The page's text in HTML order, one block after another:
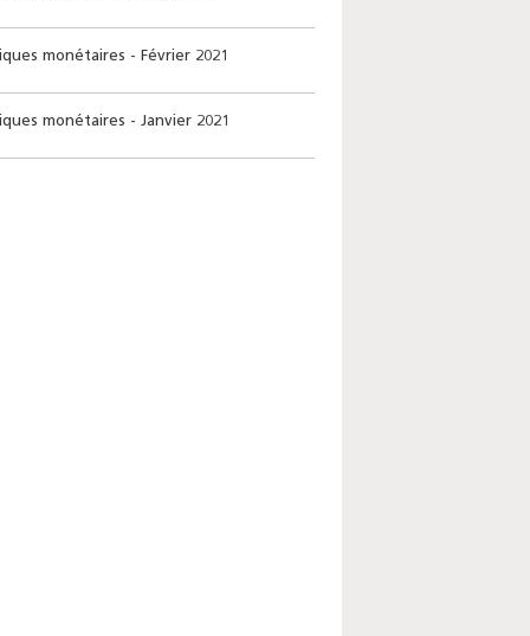
monétaires - Février 2021
monétaires - Janvier 2021